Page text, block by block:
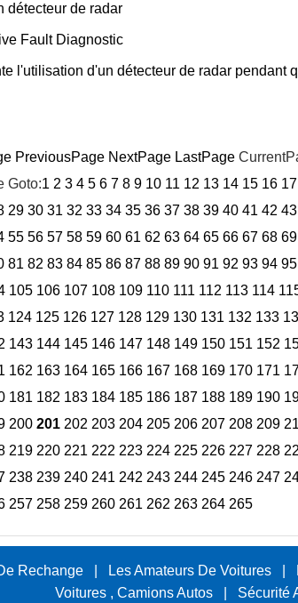
détecteur de radar
Fault Diagnostic
l'utilisation d'un détecteur de radar pendant
PreviousPage NextPage LastPage
Goto:1 2 3 4 5 6 7 8 9 10 11 12 13 14 15 16 17
29 30 31 32 33 34 35 36 37 38 39 40 41 42 43
55 56 57 58 59 60 61 62 63 64 65 66 67 68 69
81 82 83 84 85 86 87 88 89 90 91 92 93 94 95
105 106 107 108 109 110 111 112 113 114
124 125 126 127 128 129 130 131 132 133
143 144 145 146 147 148 149 150 151 152
162 163 164 165 166 167 168 169 170 171
181 182 183 184 185 186 187 188 189 190
200 201 202 203 204 205 206 207 208 209
219 220 221 222 223 224 225 226 227 228
238 239 240 241 242 243 244 245 246 247
257 258 259 260 261 262 263 264 265
Rechange Les Amateurs De Voitures
Voitures , Camions Autos
Sécurité